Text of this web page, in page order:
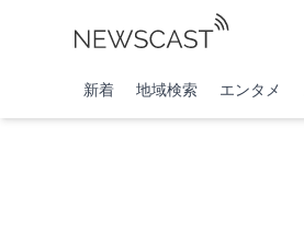
新着 地域検索 エンタメ